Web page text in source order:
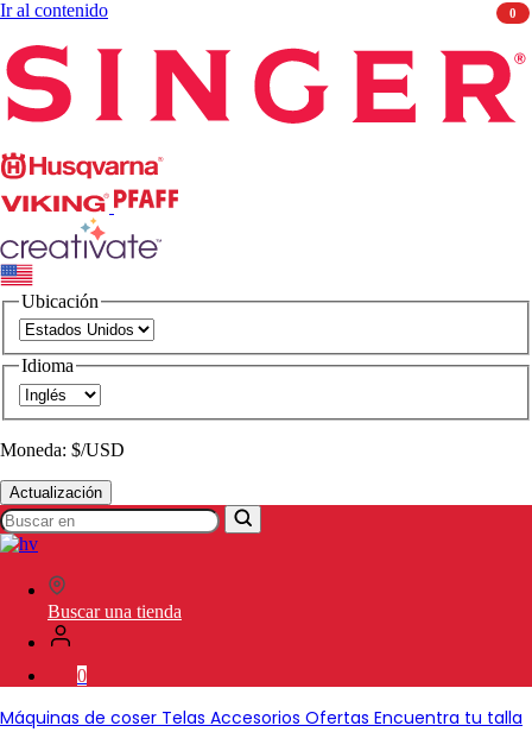
Ir al contenido
Husqvarna
Viking
PFAFF CREATIVATE
Ubicación
Idioma
Moneda: $/USD
Actualización
Buscar
en
SVP
Worldwide
Buscar una tienda
0
Máquinas de coser Telas Accesorios Ofertas Encuentra tu talla
0